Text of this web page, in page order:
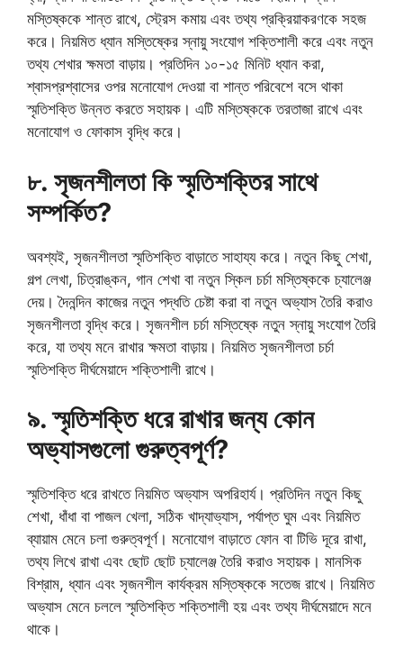
মস্তিষ্ককে শান্ত রাখে, স্ট্রেস কমায় এবং তথ্য প্রক্রিয়াকরণকে সহজ
করে। নিয়মিত ধ্যান মস্তিষ্কের স্নায়ু সংযোগ শক্তিশালী করে এবং নতুন
তথ্য শেখার ক্ষমতা বাড়ায়। প্রতিদিন ১০-১৫ মিনিট ধ্যান করা,
শ্বাসপ্রশ্বাসের ওপর মনোযোগ দেওয়া বা শান্ত পরিবেশে বসে থাকা
স্মৃতিশক্তি উন্নত করতে সহায়ক। এটি মস্তিষ্ককে তরতাজা রাখে এবং
মনোযোগ ও ফোকাস বৃদ্ধি করে।
৮. সৃজনশীলতা কি স্মৃতিশক্তির সাথে
সম্পর্কিত?
অবশ্যই, সৃজনশীলতা স্মৃতিশক্তি বাড়াতে সাহায্য করে। নতুন কিছু শেখা,
গল্প লেখা, চিত্রাঙ্কন, গান শেখা বা নতুন স্কিল চর্চা মস্তিষ্ককে চ্যালেঞ্জ
দেয়। দৈনন্দিন কাজের নতুন পদ্ধতি চেষ্টা করা বা নতুন অভ্যাস তৈরি করাও
সৃজনশীলতা বৃদ্ধি করে। সৃজনশীল চর্চা মস্তিষ্কে নতুন স্নায়ু সংযোগ তৈরি
করে, যা তথ্য মনে রাখার ক্ষমতা বাড়ায়। নিয়মিত সৃজনশীলতা চর্চা
স্মৃতিশক্তি দীর্ঘমেয়াদে শক্তিশালী রাখে।
৯. স্মৃতিশক্তি ধরে রাখার জন্য কোন
অভ্যাসগুলো গুরুত্বপূর্ণ?
স্মৃতিশক্তি ধরে রাখতে নিয়মিত অভ্যাস অপরিহার্য। প্রতিদিন নতুন কিছু
শেখা, ধাঁধা বা পাজল খেলা, সঠিক খাদ্যাভ্যাস, পর্যাপ্ত ঘুম এবং নিয়মিত
ব্যায়াম মেনে চলা গুরুত্বপূর্ণ। মনোযোগ বাড়াতে ফোন বা টিভি দূরে রাখা,
তথ্য লিখে রাখা এবং ছোট ছোট চ্যালেঞ্জ তৈরি করাও সহায়ক। মানসিক
বিশ্রাম, ধ্যান এবং সৃজনশীল কার্যক্রম মস্তিষ্ককে সতেজ রাখে। নিয়মিত
অভ্যাস মেনে চললে স্মৃতিশক্তি শক্তিশালী হয় এবং তথ্য দীর্ঘমেয়াদে মনে
থাকে।